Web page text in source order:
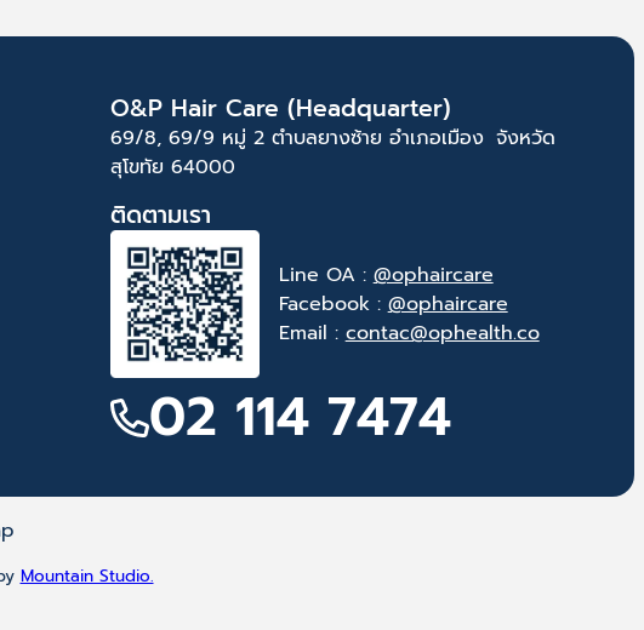
O&P Hair Care (Headquarter)
69/8, 69/9 หมู่ 2 ตำบลยางซ้าย อำเภอเมือง จังหวัด
สุโขทัย 64000
ติดตามเรา
Line OA :@ophaircare
Facebook :@ophaircare
Email :contac@ophealth.co
02 114 7474
Mountain Studio.